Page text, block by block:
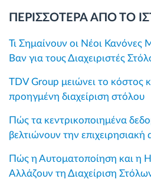
ΠΕΡΙΣΣΟΤΕΡΑ ΑΠΟ ΤΟ
Τι Σημαίνουν οι Νέοι Κανόνες
Βαν για τους Διαχειριστές
TDV Group μειώνει το κόστος
προηγμένη διαχείριση στόλου
Πώς τα κεντρικοποιημένα
βελτιώνουν την επιχειρησιακή
Πώς η Αυτοματοποίηση και η
Αλλάζουν τη Διαχείριση